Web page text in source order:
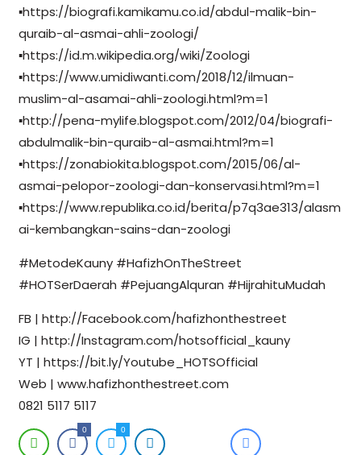
▪️https://biografi.kamikamu.co.id/abdul-malik-bin-
quraib-al-asmai-ahli-zoologi/
▪️https://id.m.wikipedia.org/wiki/Zoologi
▪️https://www.umidiwanti.com/2018/12/ilmuan-
muslim-al-asamai-ahli-zoologi.html?m=1
▪️http://pena-mylife.blogspot.com/2012/04/biografi-
abdulmalik-bin-quraib-al-asmai.html?m=1
▪️https://zonabiokita.blogspot.com/2015/06/al-
asmai-pelopor-zoologi-dan-konservasi.html?m=1
▪️https://www.republika.co.id/berita/p7q3ae313/alasm
ai-kembangkan-sains-dan-zoologi
#MetodeKauny #HafizhOnTheStreet
#HOTSerDaerah #PejuangAlquran #HijrahituMudah
FB | http://Facebook.com/hafizhonthestreet
IG | http://Instagram.com/hotsofficial_kauny
YT | https://bit.ly/Youtube_HOTSOfficial
Web | www.hafizhonthestreet.com
0821 5117 5117
0 0